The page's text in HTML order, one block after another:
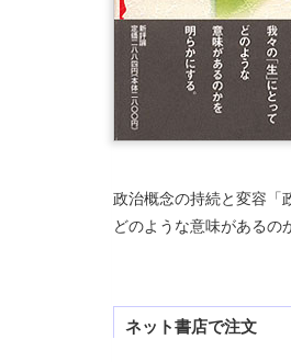
政治概念の持続と変容「
どのような意味があるの
ネット書店で注文